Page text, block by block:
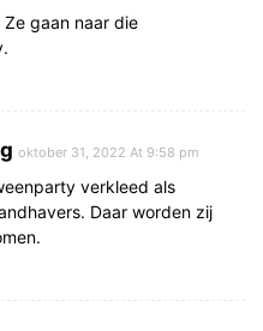
gaan naar die
oktober 31, 2022 At 9:58 pm
verkleed als
Daar worden zij